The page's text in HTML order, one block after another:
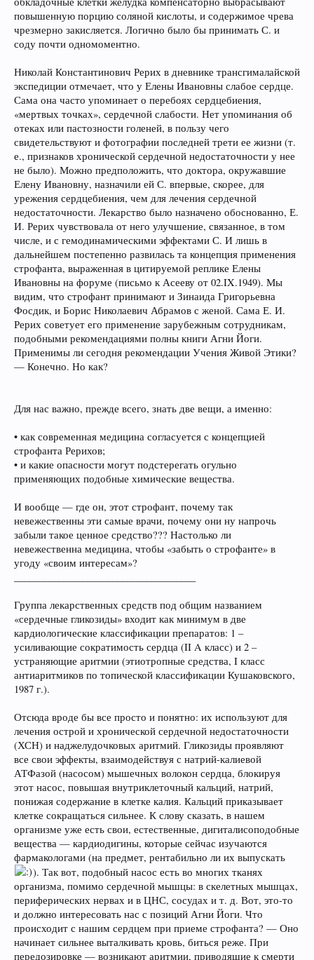
повышенную порцию соляной кислоты, и содержимое чрева
чрезмерно закисляется. Логично было бы принимать С. и
соду почти одномоментно.
Николай Константинович Рерих в дневнике трансгималайской
экспедиции отмечает, что у Елены Ивановны слабое сердце.
Сама она часто упоминает о перебоях сердцебиения,
«мертвых точках», сердечной слабости. Нет упоминания об
отеках или пастозности голеней, в пользу чего
свидетельствуют и фотографии последней трети ее жизни (т.
е., признаков хронической сердечной недостаточности у нее
не было). Можно предположить, что доктора, окружавшие
Елену Ивановну, назначили ей С. впервые, скорее, для
урежения сердцебиения, чем для лечения сердечной
недостаточности. Лекарство было назначено обоснованно, Е.
И. Рерих чувствовала от него улучшение, связанное, в том
числе, и с гемодинамическими эффектами С. И лишь в
дальнейшем постепенно развилась та концепция применения
строфанта, выраженная в цитируемой реплике Елены
Ивановны на форуме (письмо к Асееву от 02.IX.1949). Мы
видим, что строфант принимают и Зинаида Григорьевна
Фосдик, и Борис Николаевич Абрамов с женой. Сама Е. И.
Рерих советует его применение зарубежным сотрудникам,
подобными рекомендациями полны книги Агни Йоги.
Применимы ли сегодня рекомендации Учения Живой Этики?
— Конечно. Но как?
Для нас важно, прежде всего, знать две вещи, а именно:
• как современная медицина согласуется с концепцией
строфанта Рерихов;
• и какие опасности могут подстерегать огульно
применяющих подобные химические вещества.
И вообще — где он, этот строфант, почему так
невежественны эти самые врачи, почему они ну напрочь
забыли такое ценное средство??? Настолько ли
невежественна медицина, чтобы «забыть о строфанте» в
угоду «своим интересам»?
Группа лекарственных средств под общим названием
«сердечные гликозиды» входит как минимум в две
кардиологические классификации препаратов: 1 –
усиливающие сократимость сердца (II A класс) и 2 –
устраняющие аритмии (этиотропные средства, I класс
антиаритмиков по топической классификации Кушаковского,
1987 г.).
Отсюда вроде бы все просто и понятно: их используют для
лечения острой и хронической сердечной недостаточности
(ХСН) и наджелудочковых аритмий. Гликозиды проявляют
все свои эффекты, взаимодействуя с натрий-калиевой
АТФазой (насосом) мышечных волокон сердца, блокируя
этот насос, повышая внутриклеточный кальций, натрий,
понижая содержание в клетке калия. Кальций приказывает
клетке сокращаться сильнее. К слову сказать, в нашем
организме уже есть свои, естественные, дигиталисоподобные
вещества — кардиодигины, которые сейчас изучаются
фармакологами (на предмет, рентабильно ли их выпускать
). Так вот, подобный насос есть во многих тканях
организма, помимо сердечной мышцы: в скелетных мышцах,
периферических нервах и в ЦНС, сосудах и т. д. Вот, это-то
и должно интересовать нас с позиций Агни Йоги. Что
происходит с нашим сердцем при приеме строфанта? — Оно
начинает сильнее выталкивать кровь, биться реже. При
передозировке — возникают аритмии, приводящие к смерти